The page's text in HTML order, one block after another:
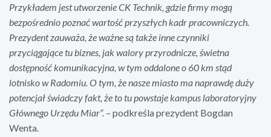
Przykładem jest utworzenie CK Technik, gdzie firmy mogą
bezpośrednio poznać wartość przyszłych kadr pracowniczych.
Prezydent zauważa, że ważne są także inne czynniki
przyciągające tu biznes, jak walory przyrodnicze, świetna
dostępność komunikacyjna, w tym oddalone o 60 km stąd
lotnisko w Radomiu. O tym, że nasze miasto ma naprawdę duży
potencjał świadczy fakt, że to tu powstaje kampus laboratoryjny
Głównego Urzędu Miar”. – podkreśla prezydent Bogdan
Wenta.